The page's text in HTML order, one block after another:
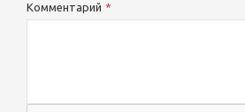
Комментарий